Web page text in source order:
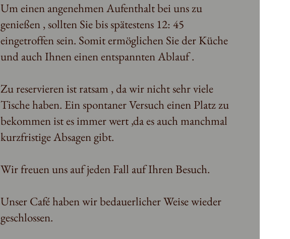
Um einen angenehmen Aufenthalt bei uns zu
genießen , sollten Sie bis spätestens 12: 45
eingetroffen sein. Somit ermöglichen Sie der Küche
und auch Ihnen einen entspannten Ablauf .
Zu reservieren ist ratsam , da wir nicht sehr viele
Tische haben. Ein spontaner Versuch einen Platz zu
bekommen ist es immer wert ,da es auch manchmal
kurzfristige Absagen gibt.
Wir freuen uns auf jeden Fall auf Ihren Besuch.
Unser Café haben wir bedauerlicher Weise wieder
geschlossen.